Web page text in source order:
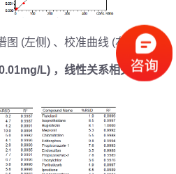
图 (左侧) 、校准曲线 (右侧 )
L) ，线性关系相关系数